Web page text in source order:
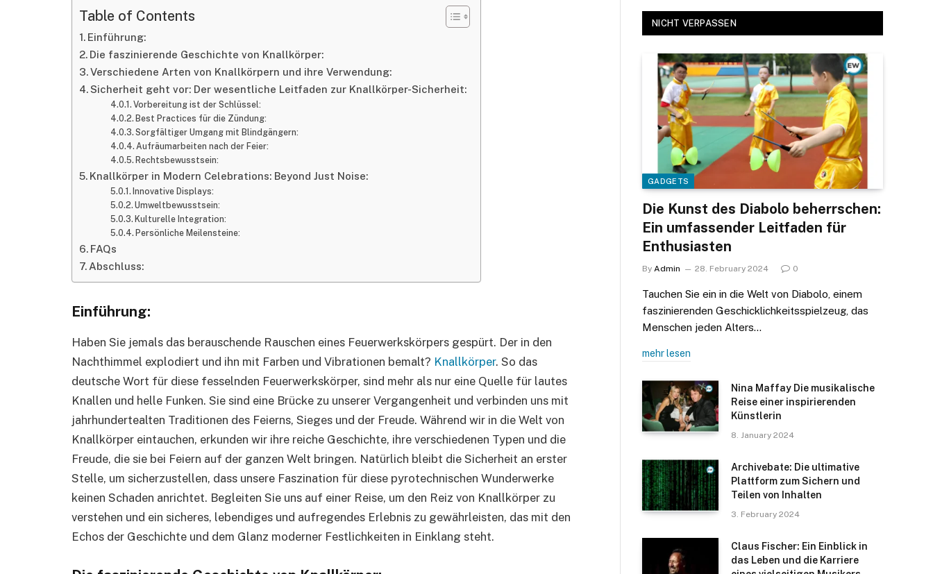
Table of Contents
Einführung:
Die faszinierende Geschichte von Knallkörper:
Verschiedene Arten von Knallkörpern und ihre Verwendung:
Sicherheit geht vor: Der wesentliche Leitfaden zur Knallkörper-Sicherheit:
Vorbereitung ist der Schlüssel:
Best Practices für die Zündung:
Sorgfältiger Umgang mit Blindgängern:
Aufräumarbeiten nach der Feier:
Rechtsbewusstsein:
Knallkörper in Modern Celebrations: Beyond Just Noise:
Innovative Displays:
Umweltbewusstsein:
Kulturelle Integration:
Persönliche Meilensteine:
FAQs
Abschluss:
Einführung:
Haben Sie jemals das berauschende Rauschen eines Feuerwerkskörpers gespürt. Der in den
Nachthimmel explodiert und ihn mit Farben und Vibrationen bemalt? Knallkörper. So das
deutsche Wort für diese fesselnden Feuerwerkskörper, sind mehr als nur eine Quelle für lautes
Knallen und helle Funken. Sie sind eine Brücke zu unserer Vergangenheit und verbinden uns mit
jahrhundertealten Traditionen des Feierns, Sieges und der Freude. Während wir in die Welt von
Knallkörper eintauchen, erkunden wir ihre reiche Geschichte, ihre verschiedenen Typen und die
Freude, die sie bei Feiern auf der ganzen Welt bringen. Natürlich bleibt die Sicherheit an erster
Stelle, um sicherzustellen, dass unsere Faszination für diese pyrotechnischen Wunderwerke
keinen Schaden anrichtet. Begleiten Sie uns auf einer Reise, um den Reiz von Knallkörper zu
verstehen und ein sicheres, lebendiges und aufregendes Erlebnis zu gewährleisten, das mit den
Echos der Geschichte und dem Glanz moderner Festlichkeiten in Einklang steht.
NICHT VERPASSEN
GADGETS
Die Kunst des Diabolo beherrschen:
Ein umfassender Leitfaden für
Enthusiasten
By Admin 28. February 2024 0
Tauchen Sie ein in die Welt von Diabolo, einem
faszinierenden Geschicklichkeitsspielzeug, das
Menschen jeden Alters…
mehr lesen
Nina Maffay Die musikalische
Reise einer inspirierenden
Künstlerin
8. January 2024
Archivebate: Die ultimative
Plattform zum Sichern und
Teilen von Inhalten
3. February 2024
Claus Fischer: Ein Einblick in
das Leben und die Karriere